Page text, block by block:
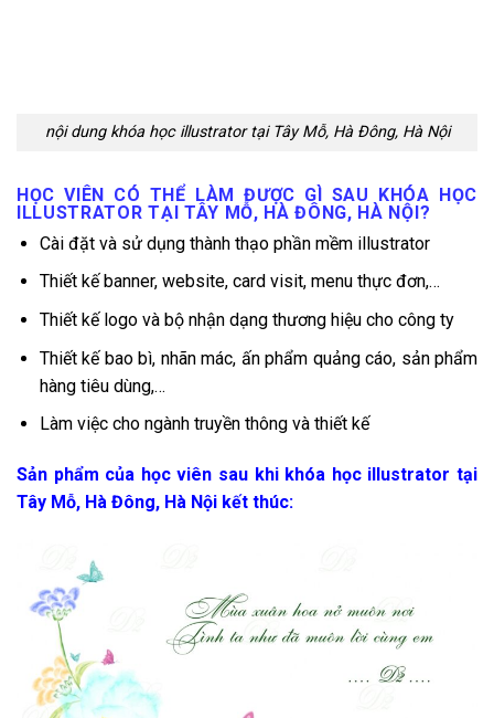
nội dung khóa học illustrator tại Tây Mỗ, Hà Đông, Hà Nội
HỌC VIÊN CÓ THỂ LÀM ĐƯỢC GÌ SAU KHÓA HỌC
ILLUSTRATOR TẠI TÂY MỖ, HÀ ĐÔNG, HÀ NỘI?
Cài đặt và sử dụng thành thạo phần mềm illustrator
Thiết kế banner, website, card visit, menu thực đơn,…
Thiết kế logo và bộ nhận dạng thương hiệu cho công ty
Thiết kế bao bì, nhãn mác, ấn phẩm quảng cáo, sản phẩm
hàng tiêu dùng,…
Làm việc cho ngành truyền thông và thiết kế
Sản phẩm của học viên sau khi khóa học illustrator tại
Tây Mỗ, Hà Đông, Hà Nội kết thúc: